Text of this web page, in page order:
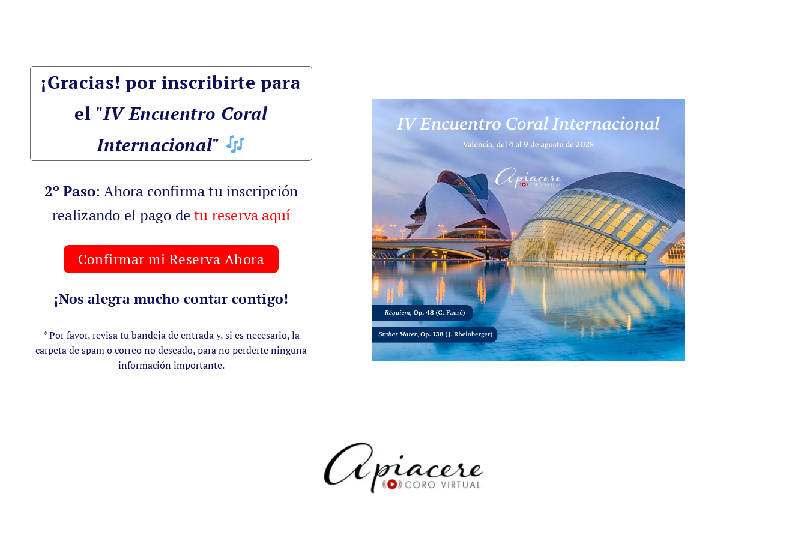
¡Gracias! por inscribirte para
el "IV Encuentro Coral
Internacional"
2º Paso: Ahora confirma tu inscripción
realizando el pago de tu reserva aquí
Confirmar mi Reserva Ahora
¡Nos alegra mucho contar contigo!
* Por favor, revisa tu bandeja de entrada y, si es necesario, la
carpeta de spam o correo no deseado, para no perderte ninguna
información importante.